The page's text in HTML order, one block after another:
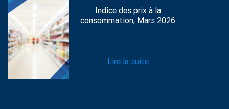
Indice des prix à la
consommation, Mars 2026
Lire la suite